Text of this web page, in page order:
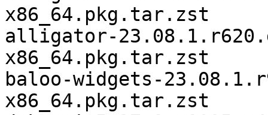
x86_64.pkg.tar.zst
alligator-
x86_64.pkg.tar.zst
baloo-widgets-
x86_64.pkg.tar.zst